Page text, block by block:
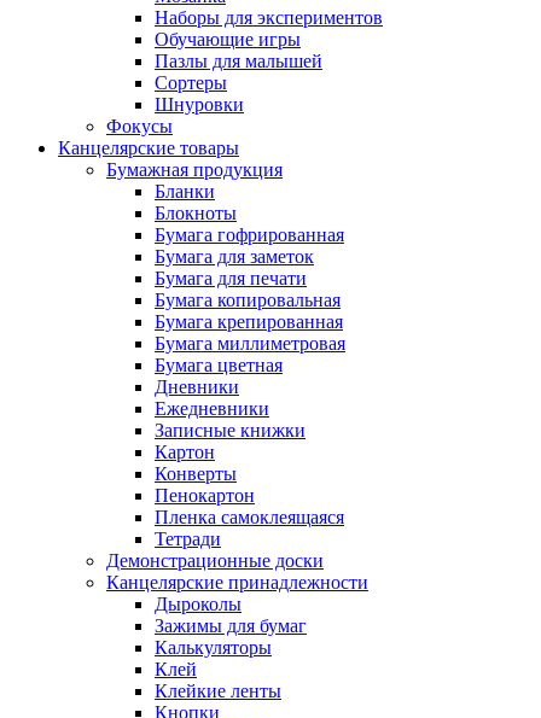
Наборы для экспериментов
Обучающие игры
Пазлы для малышей
Сортеры
Шнуровки
Фокусы
Канцелярские товары
Бумажная продукция
Бланки
Блокноты
Бумага гофрированная
Бумага для заметок
Бумага для печати
Бумага копировальная
Бумага крепированная
Бумага миллиметровая
Бумага цветная
Дневники
Ежедневники
Записные книжки
Картон
Конверты
Пенокартон
Пленка самоклеящаяся
Тетради
Демонстрационные доски
Канцелярские принадлежности
Дыроколы
Зажимы для бумаг
Калькуляторы
Клей
Клейкие ленты
Кнопки